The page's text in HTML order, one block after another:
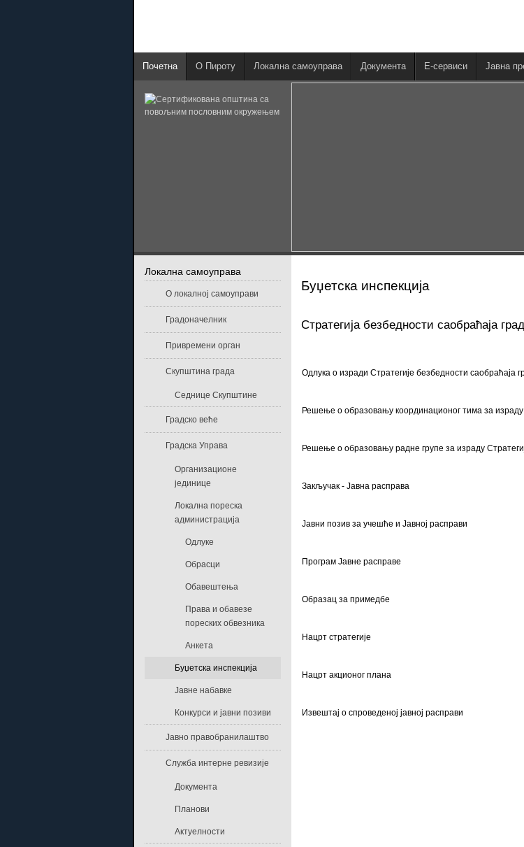
Почетна О Пироту Локална самоуправа Документа E-сервиси Јавна
Буџетска инспекција
Стратегија безбедности саобраћаја
Одлука о изради Стратегије безбедности
Решење о образовању координационог тима за
Решење о образовању радне групе за израду
Закључак - Јавна расправа
Јавни позив за учешће и Јавној расправи
Програм Јавне расправе
Образац за примедбе
Нацрт стратегије
Нацрт акционог плана
Извештај о спроведеној јавној расправи
Локална самоуправа
О локалној самоуправи
Градоначелник
Привремени орган
Скупштина града
Седнице Скупштине
Градско веће
Градска Управа
Организационе
јединице
Локална пореска
администрација
Одлуке
Обрасци
Обавештења
Права и обавезе
пореских обвезника
Анкета
Буџетска инспекција
Јавне набавке
Конкурси и јавни позиви
Јавно правобранилаштво
Служба интерне ревизије
Документа
Планови
Актуелности